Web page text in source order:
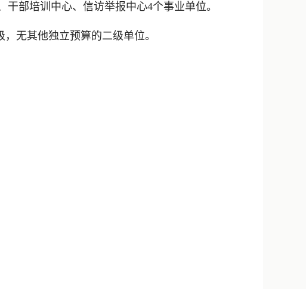
部培训中心、信访举报中心4个事业单位。
无其他独立预算的二级单位。